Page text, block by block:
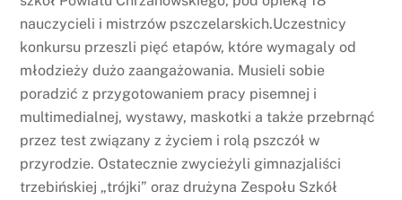
nauczycieli i mistrzów pszczelarskich.Uczestnicy
konkursu przeszli pięć etapów, które wymagaly od
młodzieży dużo zaangażowania. Musieli sobie
poradzić z przygotowaniem pracy pisemnej i
multimedialnej, wystawy, maskotki a także przebrnąć
przez test związany z życiem i rolą pszczół w
przyrodzie. Ostatecznie zwycieżyli gimnazjaliści
trzebińskiej „trójki” oraz drużyna Zespołu Szkół